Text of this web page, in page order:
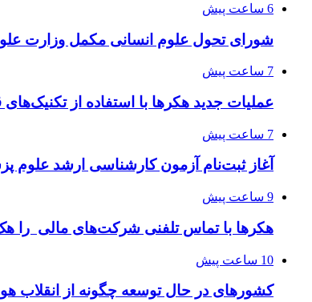
6 ساعت پیش
شورای تحول علوم انسانی مکمل وزارت
7 ساعت پیش
عملیات جدید هکرها با استفاده از
7 ساعت پیش
آغاز ثبت‌نام‌ آزمون کارشناسی ارشد علوم
9 ساعت پیش
هکرها با تماس تلفنی شرکت‌های مالی را
10 ساعت پیش
کشورهای در حال توسعه چگونه از انقلاب